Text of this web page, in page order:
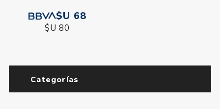
$U 68
$U 80
Categorías